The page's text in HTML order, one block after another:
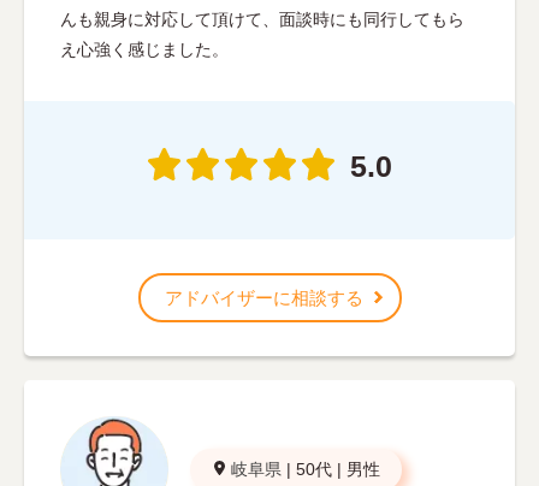
んも親身に対応して頂けて、面談時にも同行してもら
え心強く感じました。
5.0
アドバイザーに相談する
岐阜県 | 50代 | 男性